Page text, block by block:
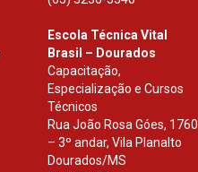
Escola Técnica Vital
Brasil – Dourados
Capacitação,
Especialização e Cursos
Técnicos
Rua João Rosa Góes, 1760
– 3º andar, Vila Planalto
Dourados/MS